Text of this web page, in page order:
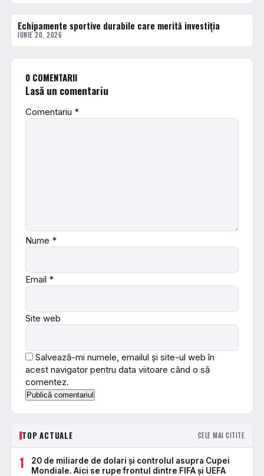
ACTUALE
Echipamente sportive durabile care merită investiția
IUNIE 20, 2026
0 COMENTARII
Lasă un comentariu
Comentariu *
Nume *
Email *
Site web
Salvează-mi numele, emailul și site-ul web în
acest navigator pentru data viitoare când o să
comentez.
TOP ACTUALE CELE MAI CITITE
1
20 de miliarde de dolari și controlul asupra Cupei
Mondiale. Aici se rupe frontul dintre FIFA și UEFA